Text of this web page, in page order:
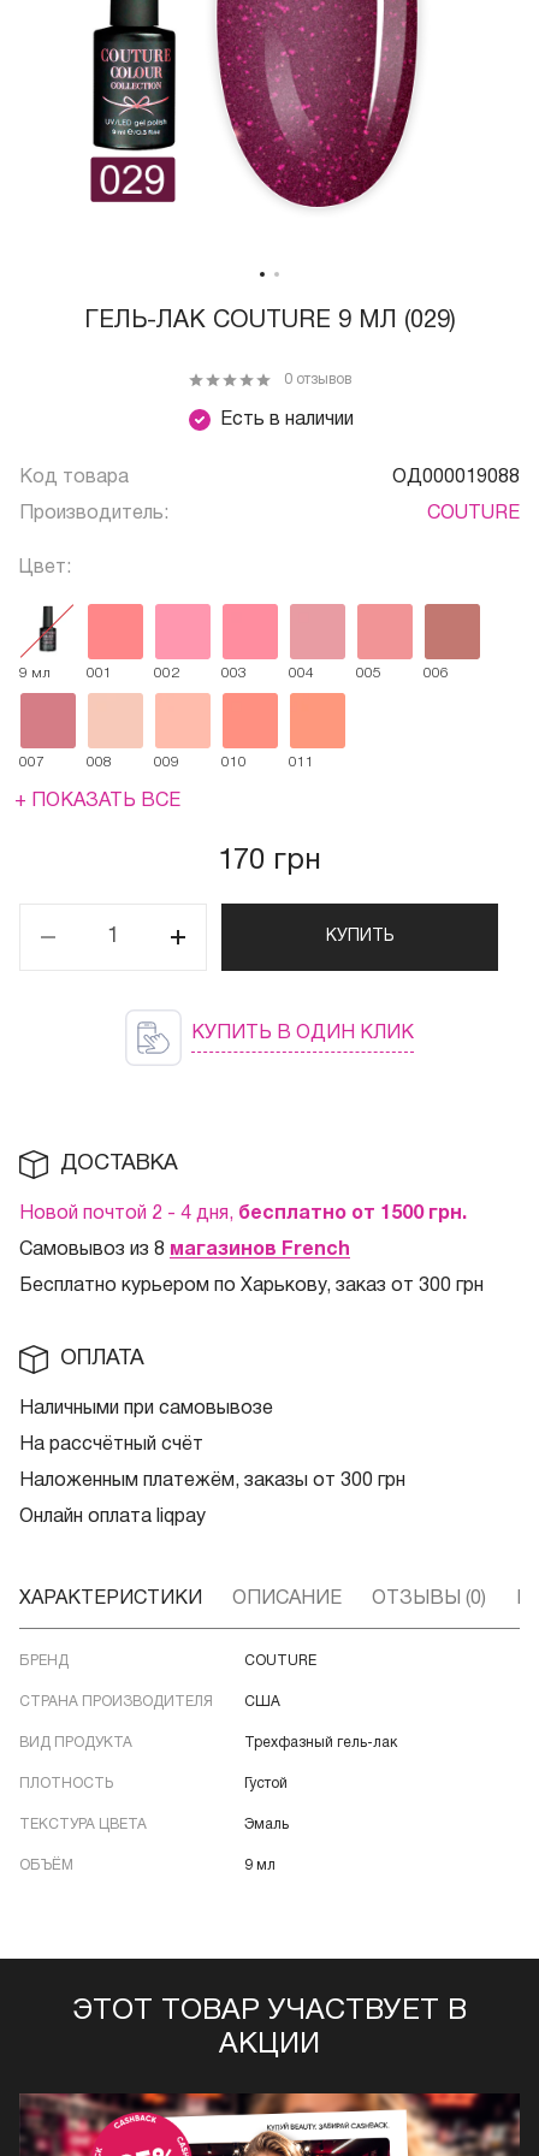
ГЕЛЬ-ЛАК COUTURE 9 МЛ (029)
Есть в наличии
0 отзывов
Код товара ОД000019088
Производитель: COUTURE
Цвет:
9 мл 001 002 003 004 005 006
007 008 009 010 011
+ ПОКАЗАТЬ ВСЕ
170 грн
КУПИТЬ
КУПИТЬ В ОДИН КЛИК
ДОСТАВКА
Новой почтой 2 - 4 дня, бесплатно от 1500 грн.
Самовывоз из 8 магазинов French
Бесплатно курьером по Харькову, заказ от 300 грн
ОПЛАТА
Наличными при самовывозе
На рассчётный счёт
Наложенным платежём, заказы от 300 грн
Онлайн оплата liqpay
ХАРАКТЕРИСТИКИ ОПИСАНИЕ ОТЗЫВЫ (0)
БРЕНД COUTURE
СТРАНА ПРОИЗВОДИТЕЛЯ США
ВИД ПРОДУКТА Трехфазный гель-лак
ПЛОТНОСТЬ Густой
ТЕКСТУРА ЦВЕТА Эмаль
ОБЪЁМ 9 мл
ЭТОТ ТОВАР УЧАСТВУЕТ В
АКЦИИ